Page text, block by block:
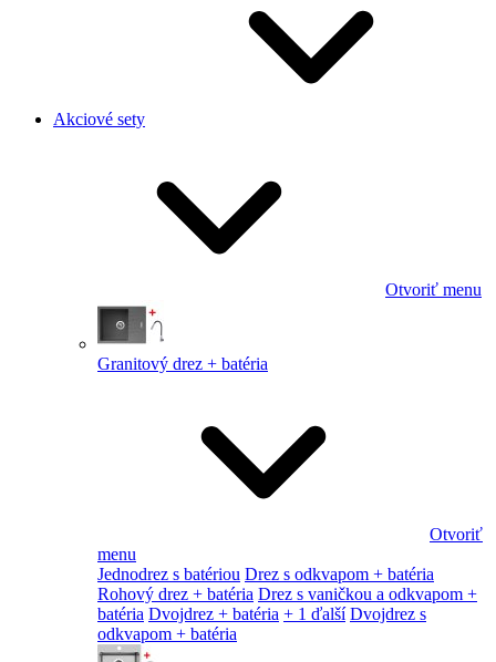
Akciové sety
Otvoriť menu
Granitový drez + batéria
Otvoriť
menu
Jednodrez s batériou Drez s odkvapom + batéria
Rohový drez + batéria Drez s vaničkou a odkvapom +
batéria Dvojdrez + batéria + 1 ďalší Dvojdrez s
odkvapom + batéria